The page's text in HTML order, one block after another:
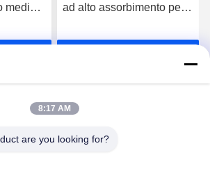
medico
ad alto assorbimento per
mediche
8:17 AM
are you looking for?